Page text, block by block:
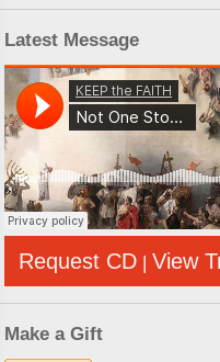
Latest Message
Request CD | View
Make a Gift